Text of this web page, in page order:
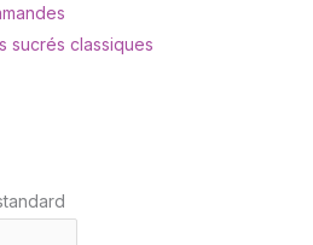
sucrés classiques